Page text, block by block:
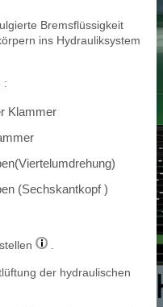
Bremsflüssigkeit
ins Hydrauliksystem
:
Klammer
(Sechskantkopf )
der hydraulischen